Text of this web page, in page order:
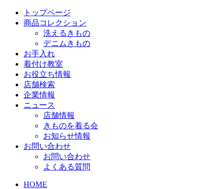
トップページ
商品コレクション
洗えるきもの
デニムきもの
お手入れ
着付け教室
お役立ち情報
店舗検索
企業情報
ニュース
店舗情報
きものを着る会
お知らせ情報
お問い合わせ
お問い合わせ
よくある質問
HOME